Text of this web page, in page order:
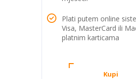
Plati putem online
Visa, MasterCard ili
platnim karticama
Kupi